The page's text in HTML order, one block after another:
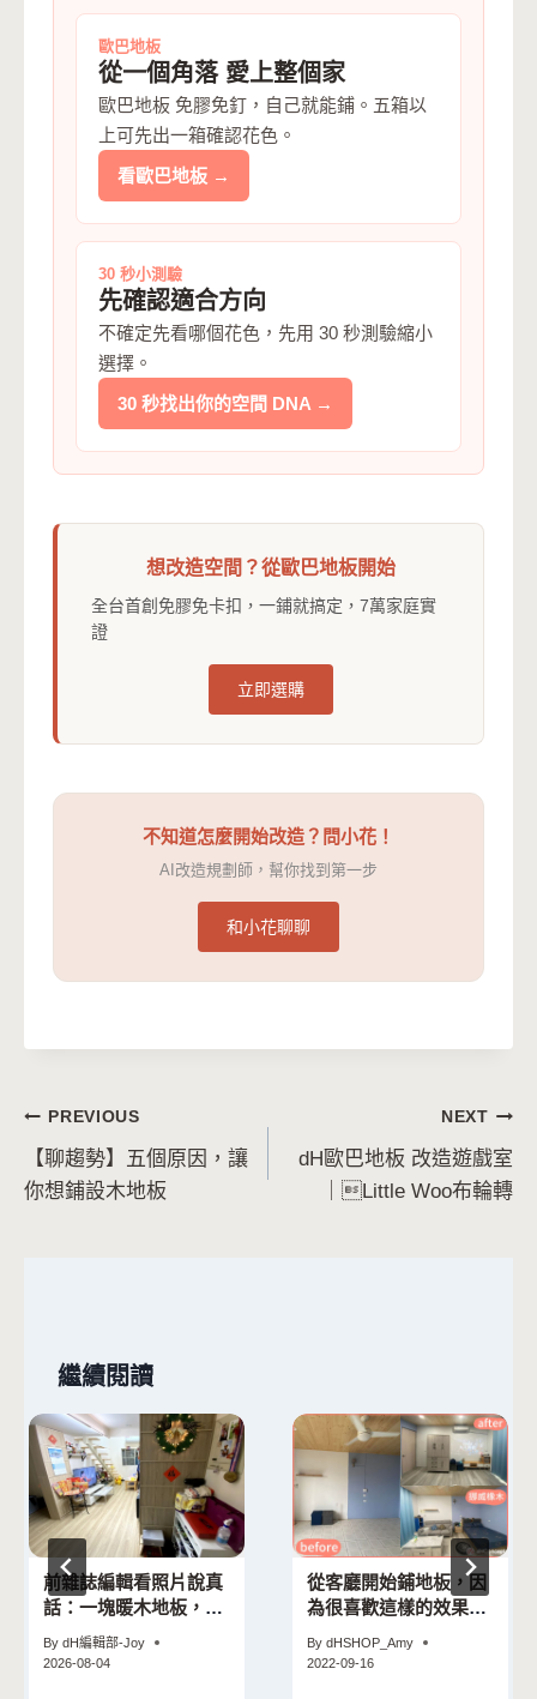
歐巴地板
從一個角落 愛上整個家
歐巴地板 免膠免釘，自己就能鋪。五箱以
上可先出一箱確認花色。
看歐巴地板 →
30 秒小測驗
先確認適合方向
不確定先看哪個花色，先用 30 秒測驗縮小
選擇。
30 秒找出你的空間 DNA →
想改造空間？從歐巴地板開始
全台首創免膠免卡扣，一鋪就搞定，7萬家庭實
證
立即選購
不知道怎麼開始改造？問小花！
AI改造規劃師，幫你找到第一步
和小花聊聊
文
章
PREVIOUS
【聊趨勢】五個原因，讓
你想鋪設木地板
NEXT
dH歐巴地板 改造遊戲室
｜Little Woo布輪轉
繼續閱讀
前雜誌編輯看照片說真
話：一塊暖木地板，怎
麼把客廳的「灰」救回
來
By dH編輯部-Joy
2026-08-04
從客廳開始鋪地板，因
為很喜歡這樣的效果，
By dHSHOP_Amy
2022-09-16